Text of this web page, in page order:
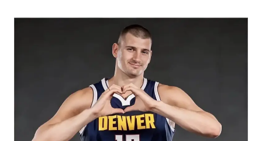
全民健身事业高质量发展
乐享全民健身 共筑健康中国